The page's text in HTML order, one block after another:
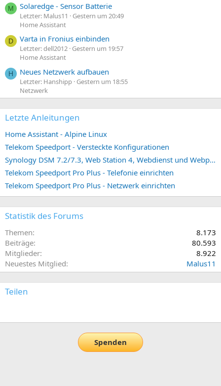
M Solaredge - Sensor Batterie
Letzter: Malus11
Gestern um 20:49
Home Assistant
D Varta in Fronius einbinden
Letzter: dell2012 Gestern um 19:57
Home Assistant
H Neues Netzwerk aufbauen
Letzter: Hanshipp Gestern um 18:55
Netzwerk
Letzte Anleitungen
Home Assistant - Alpine Linux
Telekom Speedport - Versteckte Konfigurationen
Synology DSM 7.2/7.3, Web Station 4, Webdienst und Webportal erstellen (ehemals vHost)
Telekom Speedport Pro Plus - Telefonie einrichten
Telekom Speedport Pro Plus - Netzwerk einrichten
Statistik des Forums
Themen
8.173
Beiträge
80.593
Mitglieder
8.922
Neuestes Mitglied
Malus11
Teilen
Spenden